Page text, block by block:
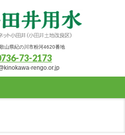
山県紀の川市粉河4620番地
73-2173
rengo.or.jp